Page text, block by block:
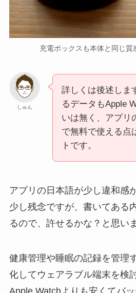
充電ボックスも本体と同じ質
しゅん
詳しくは後述しま
るデータもApple
いは無く、アプリ
で無料で使える点
トです。
アプリの日本語が少し違和感
少し残念ですが、書いてある
るので、許せるかな？と思い
健康管理や睡眠の記録を管理
化してウェアラブル端末を検
Apple Watchよりも安くてバ